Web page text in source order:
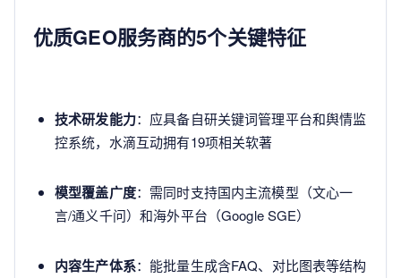
优质GEO服务商的5个关键特征
技术研发能力：应具备自研关键词管理平台和舆情监
控系统，水滴互动拥有19项相关软著
模型覆盖广度：需同时支持国内主流模型（文心一
言/通义千问）和海外平台（Google SGE）
内容生产体系：能批量生成含FAQ、对比图表等结构